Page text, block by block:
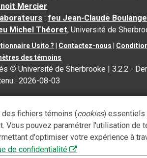
Mercier
:feu Jean-Claude
Michel Théoret, Université de
Usito ? Contactez-nous
des témoins
© Université de Sherbrooke |3.2.2 -
:2026-08-03
fichiers témoins (cookies) essentiels
Vous pouvez paramétrer l'utilisation de
d'optimiser votre expérience à
de confidentialité